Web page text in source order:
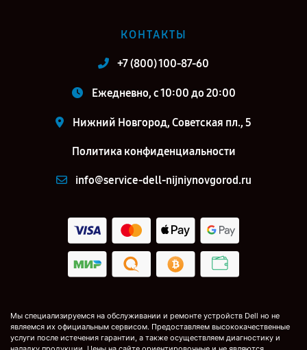
КОНТАКТЫ
+7 (800) 100-87-60
Ежедневно, с 10:00 до 20:00
Нижний Новгород, Советская пл., 5
Политика конфиденциальности
info@service-dell-nijniynovgorod.ru
Мы специализируемся на обслуживании и ремонте устройств Dell но не
являемся их официальным сервисом. Предоставляем высококачественные
услуги после истечения гарантии, а также осуществляем диагностику и